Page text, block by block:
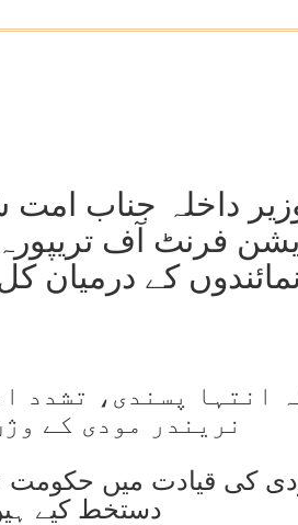
داخلہ جناب
فرنٹ آف
کے درمیان
انتہا پسندی، تشدد
نریندر مودی کے
دستخط کیے ہیں، جن میں